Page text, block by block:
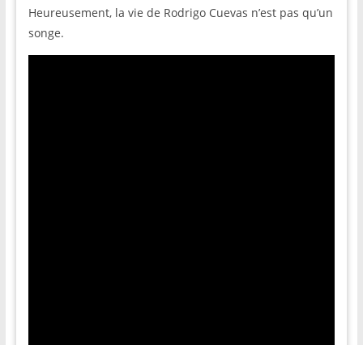
Heureusement, la vie de Rodrigo Cuevas n’est pas qu’un
songe.